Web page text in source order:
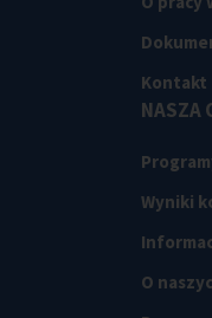
Kontakt
NASZA
Wyniki
O